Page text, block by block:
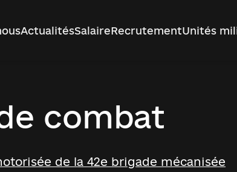
ActualitésSalaireRecrutementUnités
combat
de la 42e brigade mécanisée